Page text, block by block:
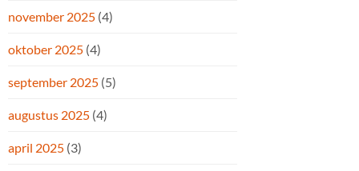
november 2025 (4)
oktober 2025 (4)
september 2025 (5)
augustus 2025 (4)
april 2025 (3)